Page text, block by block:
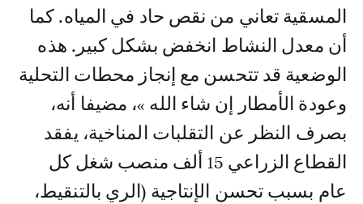
المسقية تعاني من نقص حاد في المياه. كما
أن معدل النشاط انخفض بشكل كبير. هذه
الوضعية قد تتحسن مع إنجاز محطات التحلية
وعودة الأمطار إن شاء الله »، مضيفا أنه،
بصرف النظر عن التقلبات المناخية، يفقد
القطاع الزراعي 15 ألف منصب شغل كل
عام بسبب تحسن الإنتاجية (الري بالتنقيط،